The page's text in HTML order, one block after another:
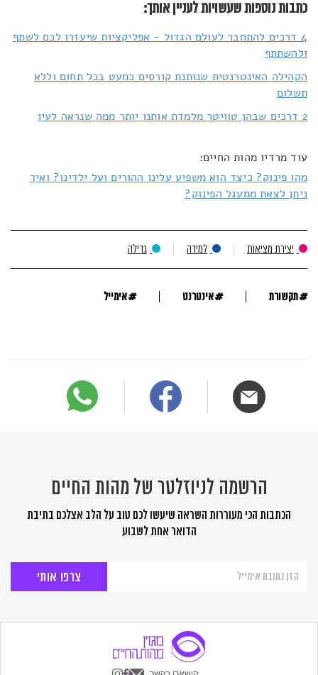
כתבות נוספות שעשויות לעניין אותך:
4 דרכים להתחבר לעולם הגדול - אפליקציות שיעזרו לכם לשתף
ולהשתתף
הקהילה האינטרנטית שנותנת קורסים כמעט בכל תחום וללא
תשלום
2 דרכים שבהן טוויטר מלמדת אותנו יותר ממה שנראה לעין
עוד מרדיו מהות החיים:
מהו פינוק? כיצד הוא משפיע עלינו ההורים ועל ילדינו? ואיך
ניתן לצאת ממעגל הפינוק?
יצירת מציאות למידה גדילה
#תקשורת #אינטרנט #אימייל
הרשמה לניוזלטר של מהות החיים
הכתבות הכי מעוררות השראה שיעשו לכם טוב על הלב אצלכם בתיבת
הדואר אחת לשבוע
לניוזלטר
החיים